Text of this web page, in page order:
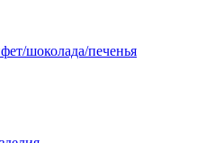
шоколада/печенья